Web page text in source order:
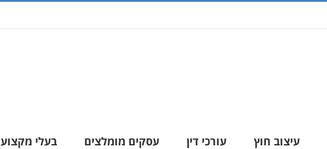
עיצוב חוץ עורכי דין עסקים מומלצים בעלי מקצוע